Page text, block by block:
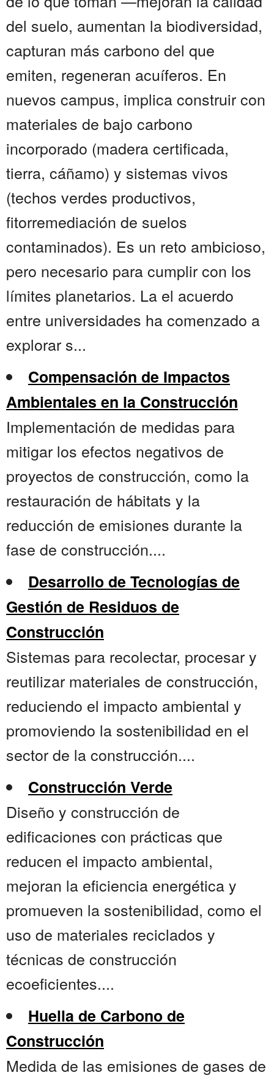
del suelo, aumentan la biodiversidad,
capturan más carbono del que
emiten, regeneran acuíferos. En
nuevos campus, implica construir con
materiales de bajo carbono
incorporado (madera certificada,
tierra, cáñamo) y sistemas vivos
(techos verdes productivos,
fitorremediación de suelos
contaminados). Es un reto ambicioso,
pero necesario para cumplir con los
límites planetarios. La el acuerdo
entre universidades ha comenzado a
explorar s...
Compensación de Impactos
Ambientales en la Construcción
Implementación de medidas para
mitigar los efectos negativos de
proyectos de construcción, como la
restauración de hábitats y la
reducción de emisiones durante la
fase de construcción....
Desarrollo de Tecnologías de
Gestión de Residuos de
Construcción
Sistemas para recolectar, procesar y
reutilizar materiales de construcción,
reduciendo el impacto ambiental y
promoviendo la sostenibilidad en el
sector de la construcción....
Construcción Verde
Diseño y construcción de
edificaciones con prácticas que
reducen el impacto ambiental,
mejoran la eficiencia energética y
promueven la sostenibilidad, como el
uso de materiales reciclados y
técnicas de construcción
ecoeficientes....
Huella de Carbono de
Construcción
Medida de las emisiones de gases de